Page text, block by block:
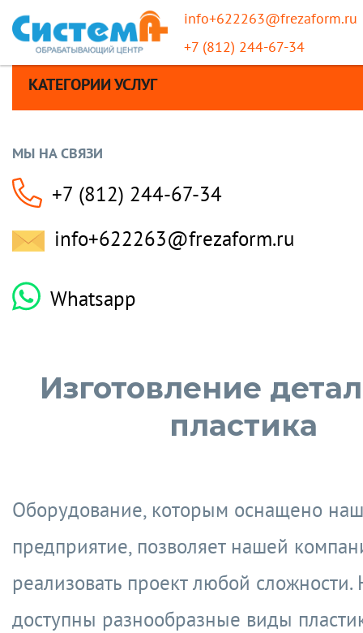
info+622263@frezaform.ru
+7 (812) 244-67-34
КАТЕГОРИИ УСЛУГ
МЫ НА СВЯЗИ
+7 (812) 244-67-34
info+622263@frezaform.ru
Whatsapp
Изготовление
пластика
Оборудование, которым оснащено
предприятие, позволяет нашей
реализовать проект любой сложности.
доступны разнообразные виды